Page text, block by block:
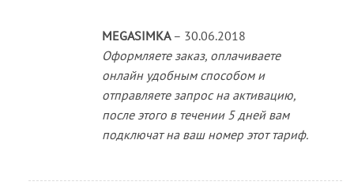
MEGASIMKA – 30.06.2018
Оформляете заказ, оплачиваете
онлайн удобным способом и
отправляете запрос на активацию,
после этого в течении 5 дней вам
подключат на ваш номер этот тариф.